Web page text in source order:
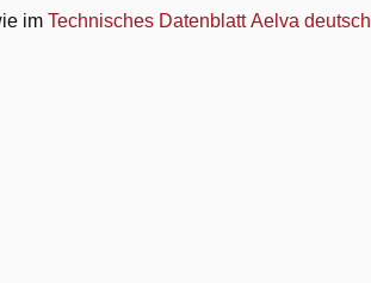
im Technisches Datenblatt Aelva deutsch